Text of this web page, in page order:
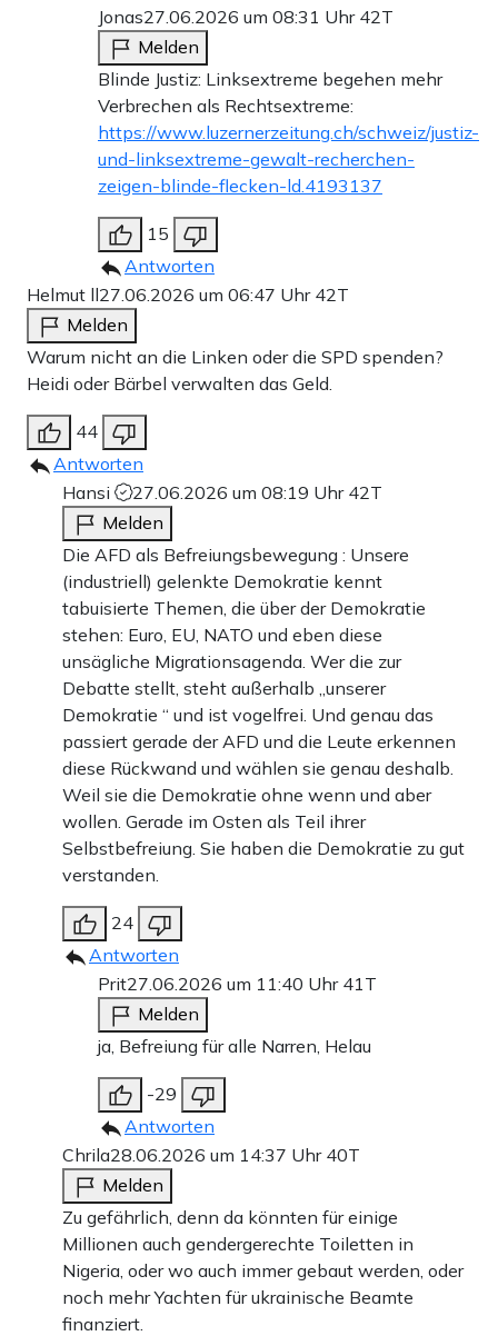
Jonas27.06.2026 um 08:31 Uhr 42T
Melden
Blinde Justiz: Linksextreme begehen mehr
Verbrechen als Rechtsextreme:
https://www.luzernerzeitung.ch/schweiz/justiz-
und-linksextreme-gewalt-recherchen-
zeigen-blinde-flecken-ld.4193137
15
Antworten
Helmut ll27.06.2026 um 06:47 Uhr 42T
Melden
Warum nicht an die Linken oder die SPD spenden?
Heidi oder Bärbel verwalten das Geld.
44
Antworten
Hansi
27.06.2026 um 08:19 Uhr 42T
Melden
Die AFD als Befreiungsbewegung : Unsere
(industriell) gelenkte Demokratie kennt
tabuisierte Themen, die über der Demokratie
stehen: Euro, EU, NATO und eben diese
unsägliche Migrationsagenda. Wer die zur
Debatte stellt, steht außerhalb „unserer
Demokratie “ und ist vogelfrei. Und genau das
passiert gerade der AFD und die Leute erkennen
diese Rückwand und wählen sie genau deshalb.
Weil sie die Demokratie ohne wenn und aber
wollen. Gerade im Osten als Teil ihrer
Selbstbefreiung. Sie haben die Demokratie zu gut
verstanden.
24
Antworten
Prit27.06.2026 um 11:40 Uhr 41T
Melden
ja, Befreiung für alle Narren, Helau
-29
Antworten
Chrila28.06.2026 um 14:37 Uhr 40T
Melden
Zu gefährlich, denn da könnten für einige
Millionen auch gendergerechte Toiletten in
Nigeria, oder wo auch immer gebaut werden, oder
noch mehr Yachten für ukrainische Beamte
finanziert.